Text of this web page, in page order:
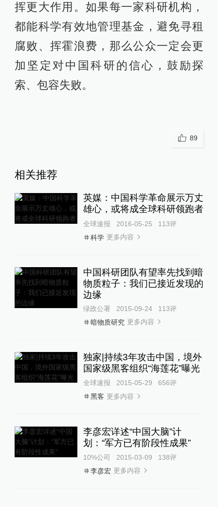
挥更大作用。如果每一家科研机构，
都能科学有效地管理基金，避免寻租
腐败、挥霍浪费，那么公众一定会更
加坚定对中国科研的信心，鼓励探
索、包容失败。
89
相关推荐
英媒：中国科学革命展示万丈
雄心，或将成全球科研领跑者
全球速报 2016-05-25 113评
科学 更多内容
中国科研团队有望率先找到暗
物质粒子：我们已接近发现的
边缘
绿政公署 2015-09-24 113评
暗物质研究 更多内容
独家|持续3年攻击中国，境外
国家级黑客组织“海莲花”曝光
全球速报 2015-05-29 656评
黑客 更多内容
李彦宏详述“中国大脑”计
划：“军方已有阶段性成果”
10%公司 2015-03-09 138评
李彦宏 更多内容